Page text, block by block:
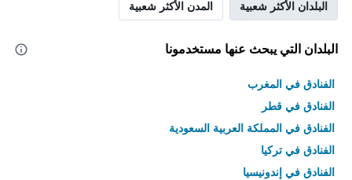
البلدان الأكثر شعبية المدن الأكثر شعبية
البلدان التي يبحث عنها مستخدمونا
الفنادق في المغرب
الفنادق في قطر
الفنادق في المملكة العربية السعودية
الفنادق في تركيا
الفنادق في إندونيسيا